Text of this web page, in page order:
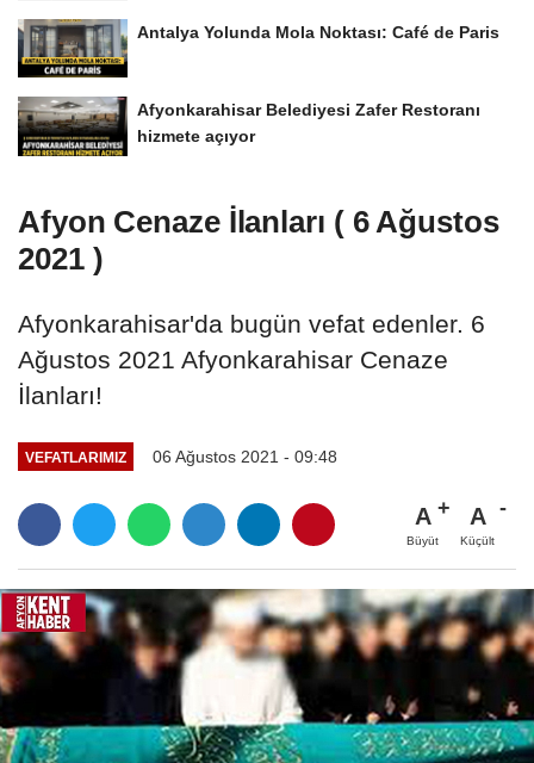
Antalya Yolunda Mola Noktası: Café de Paris
Afyonkarahisar Belediyesi Zafer Restoranı
hizmete açıyor
Afyon Cenaze İlanları ( 6 Ağustos
2021 )
Afyonkarahisar'da bugün vefat edenler. 6
Ağustos 2021 Afyonkarahisar Cenaze
İlanları!
VEFATLARIMIZ 06 Ağustos 2021 - 09:48
A
Büyüt
A
Küçült